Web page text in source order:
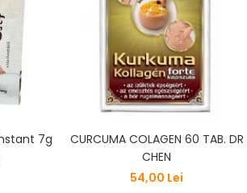
7g
CURCUMA COLAGEN 60 TAB. DR
CHEN
54,00 Lei